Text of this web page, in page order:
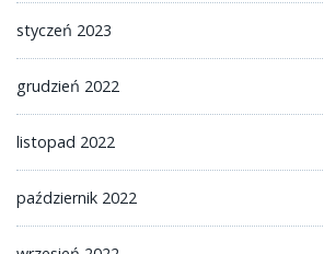
styczeń 2023
grudzień 2022
listopad 2022
październik 2022